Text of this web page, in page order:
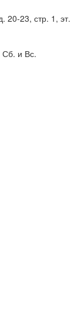
20-23, стр. 1, эт.
и Вс.